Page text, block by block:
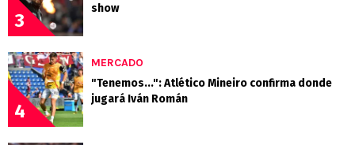
3
show
4
MERCADO
"Tenemos...": Atlético Mineiro confirma donde
jugará Iván Román